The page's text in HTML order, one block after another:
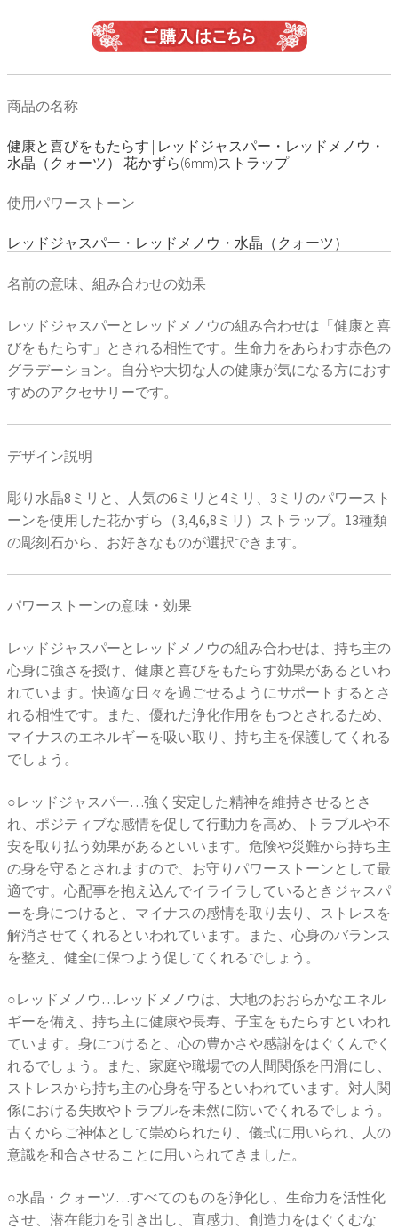
商品の名称
健康と喜びをもたらす | レッドジャスパー・レッドメノウ・
水晶（クォーツ） 花かずら(6mm)ストラップ
使用パワーストーン
レッドジャスパー・レッドメノウ・水晶（クォーツ）
名前の意味、組み合わせの効果
レッドジャスパーとレッドメノウの組み合わせは「健康と喜
びをもたらす」とされる相性です。生命力をあらわす赤色の
グラデーション。自分や大切な人の健康が気になる方におす
すめのアクセサリーです。
デザイン説明
彫り水晶8ミリと、人気の6ミリと4ミリ、3ミリのパワースト
ーンを使用した花かずら（3,4,6,8ミリ）ストラップ。13種類
の彫刻石から、お好きなものが選択できます。
パワーストーンの意味・効果
レッドジャスパーとレッドメノウの組み合わせは、持ち主の
心身に強さを授け、健康と喜びをもたらす効果があるといわ
れています。快適な日々を過ごせるようにサポートするとさ
れる相性です。また、優れた浄化作用をもつとされるため、
マイナスのエネルギーを吸い取り、持ち主を保護してくれる
でしょう。
○レッドジャスパー…強く安定した精神を維持させるとさ
れ、ポジティブな感情を促して行動力を高め、トラブルや不
安を取り払う効果があるといいます。危険や災難から持ち主
の身を守るとされますので、お守りパワーストーンとして最
適です。心配事を抱え込んでイライラしているときジャスパ
ーを身につけると、マイナスの感情を取り去り、ストレスを
解消させてくれるといわれています。また、心身のバランス
を整え、健全に保つよう促してくれるでしょう。
○レッドメノウ…レッドメノウは、大地のおおらかなエネル
ギーを備え、持ち主に健康や長寿、子宝をもたらすといわれ
ています。身につけると、心の豊かさや感謝をはぐくんでく
れるでしょう。また、家庭や職場での人間関係を円滑にし、
ストレスから持ち主の心身を守るといわれています。対人関
係における失敗やトラブルを未然に防いでくれるでしょう。
古くからご神体として崇められたり、儀式に用いられ、人の
意識を和合させることに用いられてきました。
○水晶・クォーツ…すべてのものを浄化し、生命力を活性化
させ、潜在能力を引き出し、直感力、創造力をはぐくむな